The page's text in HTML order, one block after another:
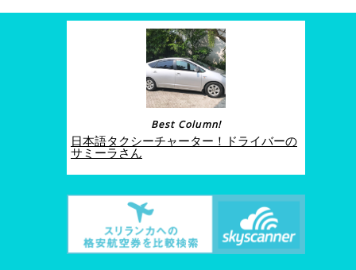
Best Column!
日本語タクシーチャーター！ドライバーの
サミーラさん